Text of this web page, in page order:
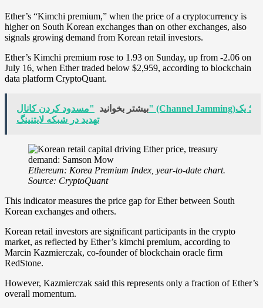
Ether’s “Kimchi premium,” when the price of a cryptocurrency is
higher on South Korean exchanges than on other exchanges, also
signals growing demand from Korean retail investors.
Ether’s Kimchi premium rose to 1.93 on Sunday, up from -2.06 on
July 16, when Ether traded below $2,959, according to blockchain
data platform CryptoQuant.
بیشتر بخوانید
"مسدود کردن کانال" (Channel Jamming)؛ یک
تهدید در شبکه لایتنینگ
Ethereum: Korea Premium Index, year-to-date chart.
Source: CryptoQuant
This indicator measures the price gap for Ether between South
Korean exchanges and others.
Korean retail investors are significant participants in the crypto
market, as reflected by Ether’s kimchi premium, according to
Marcin Kazmierczak, co-founder of blockchain oracle firm
RedStone.
However, Kazmierczak said this represents only a fraction of Ether’s
overall momentum.